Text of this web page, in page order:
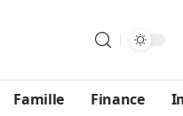
Famille Finance